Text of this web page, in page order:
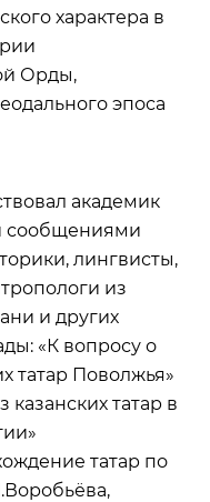
характера в
Орды,
эпоса
академик
сообщениями
лингвисты,
из
и других
«К вопросу о
татар Поволжья»
татар в
татар по